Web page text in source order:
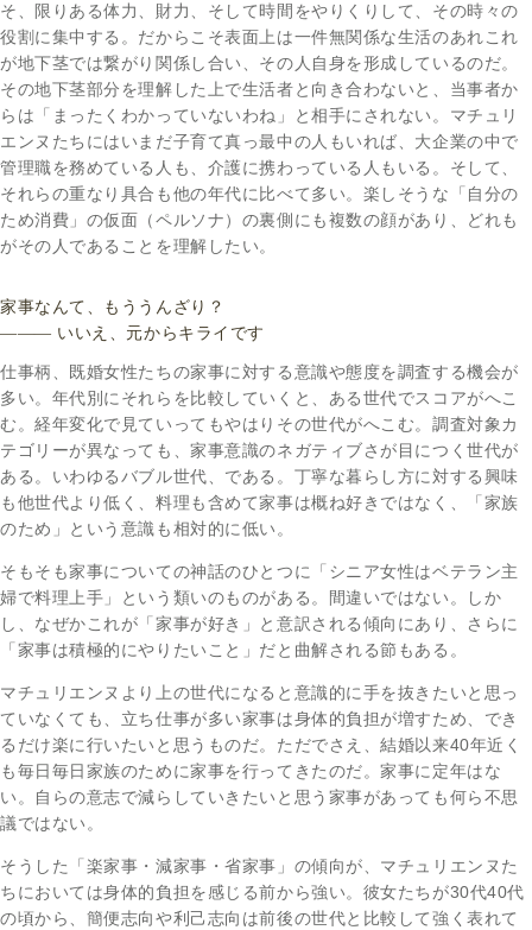
そ、限りある体力、財力、そして時間をやりくりして、その時々の
役割に集中する。だからこそ表面上は一件無関係な生活のあれこれ
が地下茎では繋がり関係し合い、その人自身を形成しているのだ。
その地下茎部分を理解した上で生活者と向き合わないと、当事者か
らは「まったくわかっていないわね」と相手にされない。マチュリ
エンヌたちにはいまだ子育て真っ最中の人もいれば、大企業の中で
管理職を務めている人も、介護に携わっている人もいる。そして、
それらの重なり具合も他の年代に比べて多い。楽しそうな「自分の
ため消費」の仮面（ペルソナ）の裏側にも複数の顔があり、どれも
がその人であることを理解したい。
家事なんて、もううんざり？
――― いいえ、元からキライです
仕事柄、既婚女性たちの家事に対する意識や態度を調査する機会が
多い。年代別にそれらを比較していくと、ある世代でスコアがへこ
む。経年変化で見ていってもやはりその世代がへこむ。調査対象カ
テゴリーが異なっても、家事意識のネガティブさが目につく世代が
ある。いわゆるバブル世代、である。丁寧な暮らし方に対する興味
も他世代より低く、料理も含めて家事は概ね好きではなく、「家族
のため」という意識も相対的に低い。
そもそも家事についての神話のひとつに「シニア女性はベテラン主
婦で料理上手」という類いのものがある。間違いではない。しか
し、なぜかこれが「家事が好き」と意訳される傾向にあり、さらに
「家事は積極的にやりたいこと」だと曲解される節もある。
マチュリエンヌより上の世代になると意識的に手を抜きたいと思っ
ていなくても、立ち仕事が多い家事は身体的負担が増すため、でき
るだけ楽に行いたいと思うものだ。ただでさえ、結婚以来40年近く
も毎日毎日家族のために家事を行ってきたのだ。家事に定年はな
い。自らの意志で減らしていきたいと思う家事があっても何ら不思
議ではない。
そうした「楽家事・減家事・省家事」の傾向が、マチュリエンヌた
ちにおいては身体的負担を感じる前から強い。彼女たちが30代40代
の頃から、簡便志向や利己志向は前後の世代と比較して強く表れて